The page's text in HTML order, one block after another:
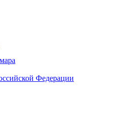
Федерации